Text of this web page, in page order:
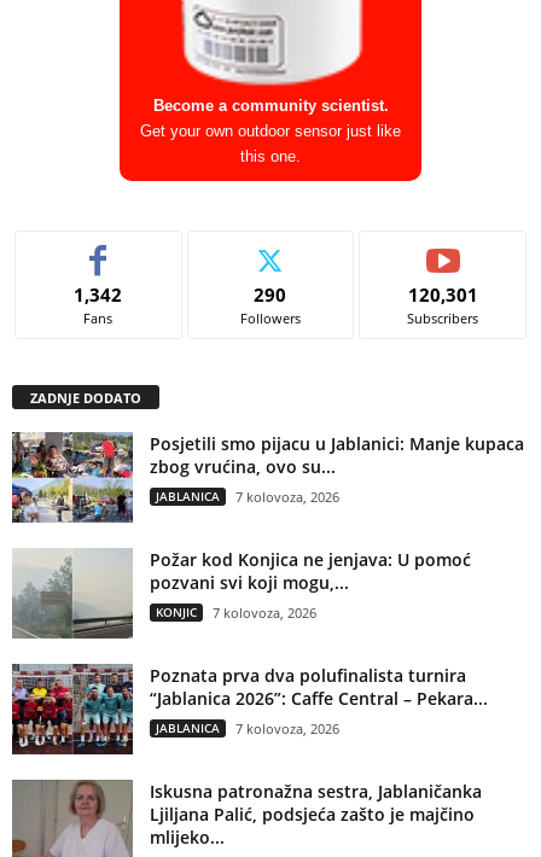
Become a community scientist.
Get your own outdoor sensor just like
this one.
1,342
Fans
290
Followers
120,301
Subscribers
ZADNJE DODATO
Posjetili smo pijacu u Jablanici: Manje kupaca
zbog vrućina, ovo su...
JABLANICA 7 kolovoza, 2026
Požar kod Konjica ne jenjava: U pomoć
pozvani svi koji mogu,...
KONJIC 7 kolovoza, 2026
Poznata prva dva polufinalista turnira
“Jablanica 2026”: Caffe Central – Pekara...
JABLANICA 7 kolovoza, 2026
Iskusna patronažna sestra, Jablaničanka
Ljiljana Palić, podsjeća zašto je majčino
mlijeko...